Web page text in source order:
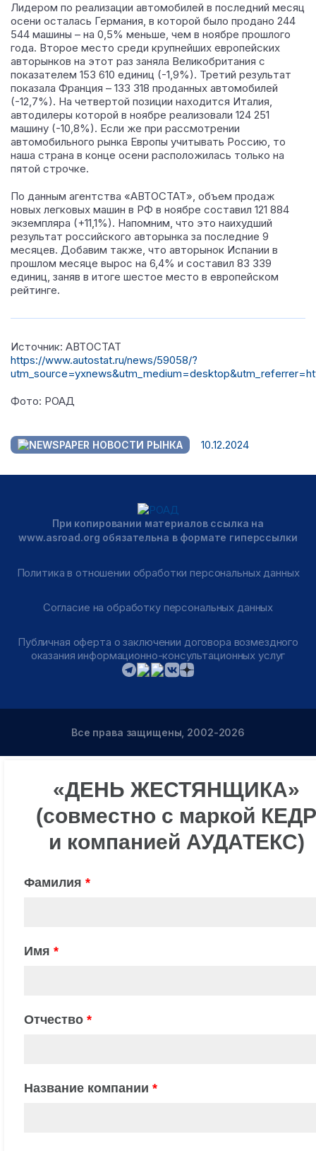
Лидером по реализации автомобилей в последний месяц
осени осталась Германия, в которой было продано 244
544 машины – на 0,5% меньше, чем в ноябре прошлого
года. Второе место среди крупнейших европейских
авторынков на этот раз заняла Великобритания с
показателем 153 610 единиц (-1,9%). Третий результат
показала Франция – 133 318 проданных автомобилей
(-12,7%). На четвертой позиции находится Италия,
автодилеры которой в ноябре реализовали 124 251
машину (-10,8%). Если же при рассмотрении
автомобильного рынка Европы учитывать Россию, то
наша страна в конце осени расположилась только на
пятой строчке.
По данным агентства «АВТОСТАТ», объем продаж
новых легковых машин в РФ в ноябре составил 121 884
экземпляра (+11,1%). Напомним, что это наихудший
результат российского авторынка за последние 9
месяцев. Добавим также, что авторынок Испании в
прошлом месяце вырос на 6,4% и составил 83 339
единиц, заняв в итоге шестое место в европейском
рейтинге.
Источник: АВТОСТАТ
https://www.autostat.ru/news/59058/?
Фото: РОАД
НОВОСТИ РЫНКА 10.12.2024
При копировании материалов ссылка на
www.asroad.org обязательна в формате гиперссылки
Политика в отношении обработки персональных данных
Согласие на обработку персональных данных
Публичная оферта о заключении договора возмездного
оказания информационно-консультационных услуг
Все права защищены, 2002-2026